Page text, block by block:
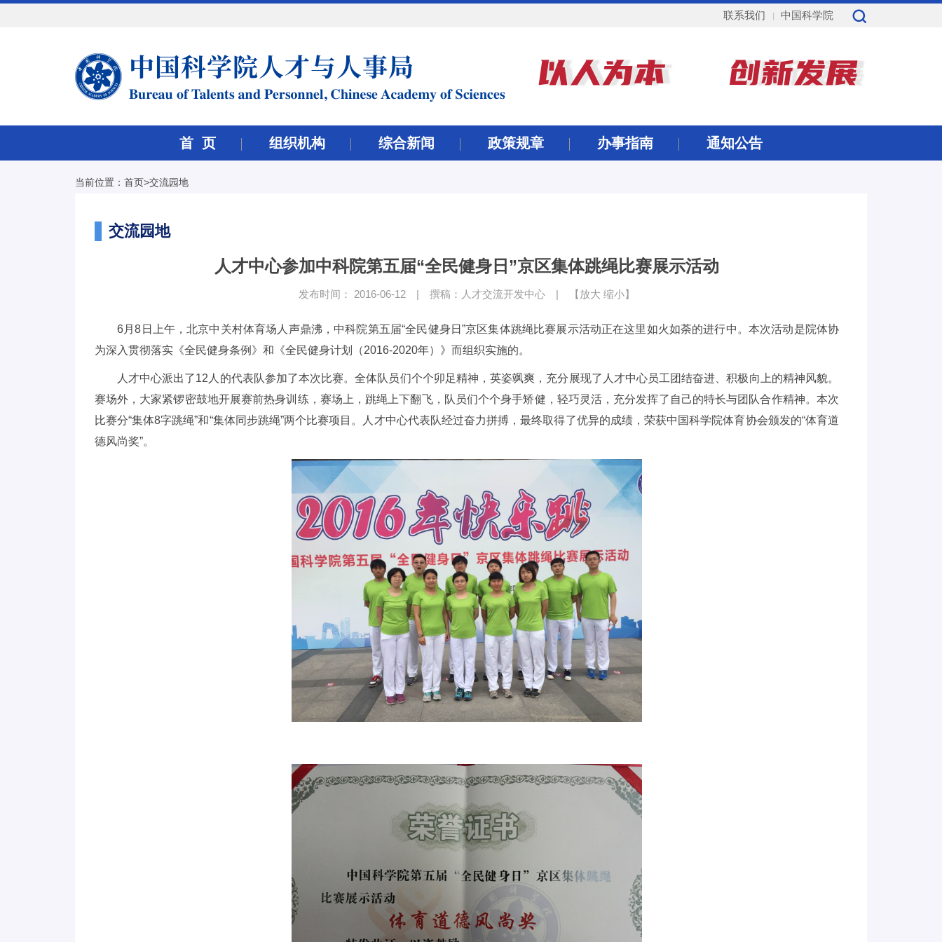
联系我们 中国科学院
首 页 组织机构 综合新闻 政策规章 办事指南 通知公告
当前位置： 首页>交流园地
交流园地
人才中心参加中科院第五届“全民健身日”京区集体跳绳比赛展示活动
发布时间： 2016-06-12 | 撰稿：人才交流开发中心 | 【放大 缩小】
6月8日上午，北京中关村体育场人声鼎沸，中科院第五届“全民健身日”京区集体跳绳比赛展示活动正在这里如火如荼的进行中。本次活动是院体协
为深入贯彻落实《全民健身条例》和《全民健身计划（2016-2020年）》而组织实施的。
人才中心派出了12人的代表队参加了本次比赛。全体队员们个个卯足精神，英姿飒爽，充分展现了人才中心员工团结奋进、积极向上的精神风貌。
赛场外，大家紧锣密鼓地开展赛前热身训练，赛场上，跳绳上下翻飞，队员们个个身手矫健，轻巧灵活，充分发挥了自己的特长与团队合作精神。本次
比赛分“集体8字跳绳”和“集体同步跳绳”两个比赛项目。人才中心代表队经过奋力拼搏，最终取得了优异的成绩，荣获中国科学院体育协会颁发的“体育道
德风尚奖”。